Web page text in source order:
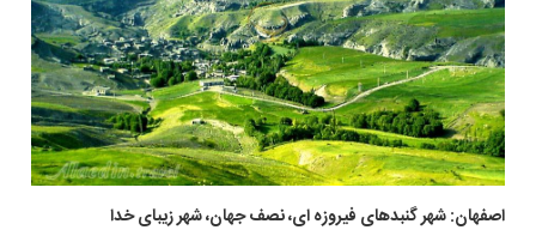
اصفهان: شهر گنبدهای فیروزه ای، نصف جهان، شهر زیبای خدا